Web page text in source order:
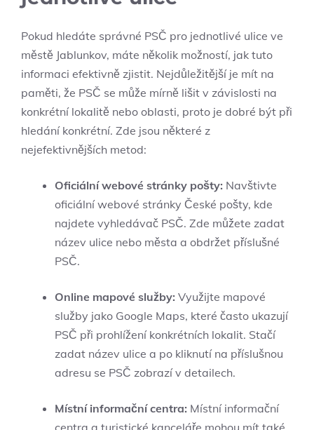
Pokud hledáte správné PSČ pro jednotlivé ulice ve
městě Jablunkov, máte několik možností, jak tuto
informaci efektivně zjistit. Nejdůležitější je mít na
paměti, že PSČ se může mírně lišit v závislosti na
konkrétní lokalitě nebo oblasti, proto je dobré být při
hledání konkrétní. Zde jsou některé z
nejefektivnějších metod:
Oficiální webové stránky pošty: Navštivte
oficiální webové stránky České pošty, kde
najdete vyhledávač PSČ. Zde můžete zadat
název ulice nebo města a obdržet příslušné
PSČ.
Online mapové služby: Využijte mapové
služby jako Google Maps, které často ukazují
PSČ při prohlížení konkrétních lokalit. Stačí
zadat název ulice a po kliknutí na příslušnou
adresu se PSČ zobrazí v detailech.
Místní informační centra: Místní informační